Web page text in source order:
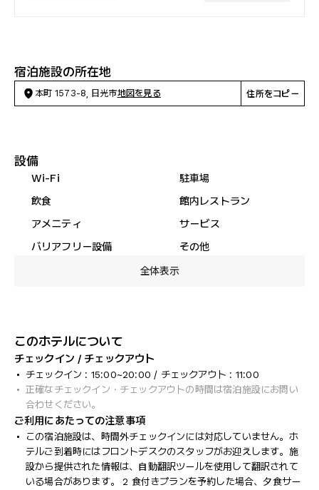
宿泊施設の所在地
本町 1573-8, 日光市地図を見る 住所をコピー
設備
Wi-Fi
駐車場
飲食
館内レストラン
アメニティ
サービス
バリアフリー設備
その他
全体表示
このホテルについて
チェックイン / チェックアウト
チェックイン : 15:00~20:00 / チェックアウト : 11:00
正確なチェックイン・チェックアウトの時間は宿泊施設にお問い
合わせください。
ご利用にあたっての注意事項
この宿泊施設は、時間外チェックインには対応していません。ホ
テルご到着時にはフロントデスクのスタッフがお迎えします。施
設から提供された情報は、自動翻訳ツールを使用して翻訳されて
いる場合があります。 2 食付きプランを予約した場合、夕食サー